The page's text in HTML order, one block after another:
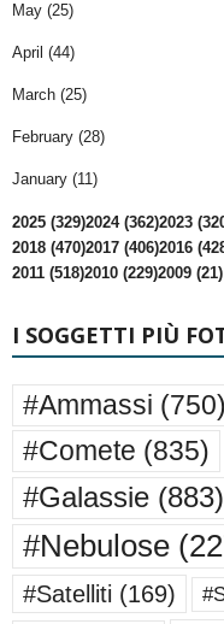
May (25)
April (44)
March (25)
February (28)
January (11)
2025 (329)2024 (362)2023
2018 (470)2017 (406)2016
2011 (518)2010 (229)2009 (21)
I SOGGETTI PIÙ
#Ammassi (750)
#Comete (835)
#Galassie (883)
#Nebulose
#Satelliti (169)